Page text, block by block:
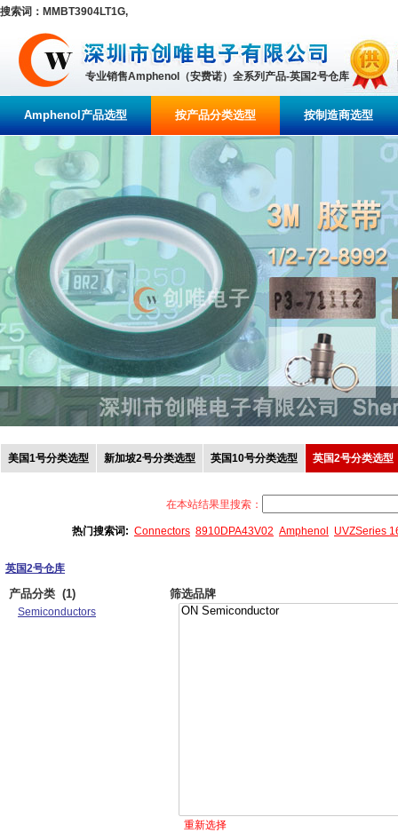
搜索词：MMBT3904LT1G,
专业销售Amphenol（安费诺）全系列产品-英国2号仓库
Amphenol产品选型 按产品分类选型 按制造商选型
美国1号分类选型 新加坡2号分类选型 英国10号分类选型 英国2号分类选型
在本站结果里搜索：
热门搜索词: Connectors 8910DPA43V02 Amphenol UVZSeries
英国2号仓库
产品分类 (1)
Semiconductors
筛选品牌
重新选择